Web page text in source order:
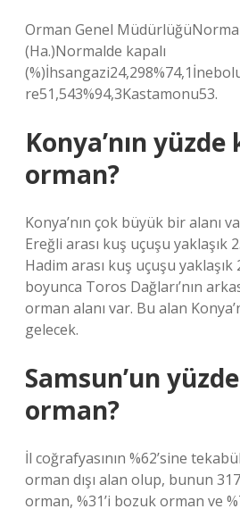
Orman Genel
(Ha.)Normalde kapalı
re51,543%94,3Kastamonu53.
Konya’nın yüzde
orman?
Konya’nın çok büyük bir alanı
Ereğli arası kuş uçuşu yaklaşık
Hadim arası kuş uçuşu
boyunca Toros Dağları’nın
orman alanı var. Bu alan
gelecek.
Samsun’un
orman?
İl coğrafyasının %62’sine
orman dışı alan olup, bunun
orman, %31’i bozuk orman ve